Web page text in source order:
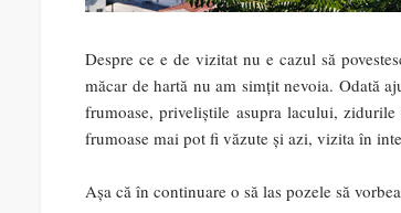
Despre ce e de vizitat nu e cazul să
măcar de hartă nu am simțit nevoia. Odată
frumoase, priveliștile asupra lacului,
frumoase mai pot fi văzute și azi, vizita în
Așa că în continuare o să las pozele să